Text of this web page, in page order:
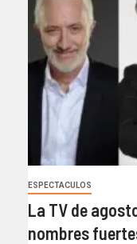
ESPECTACULOS
La TV de
nombres